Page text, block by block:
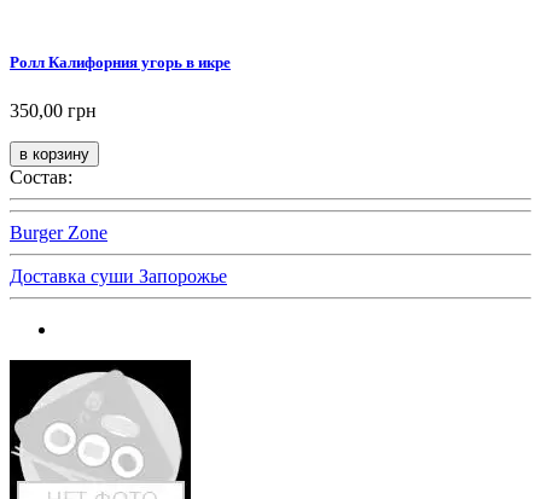
Ролл Калифорния угорь в икре
350,00 грн
Состав:
Burger Zone
Доставка суши Запорожье